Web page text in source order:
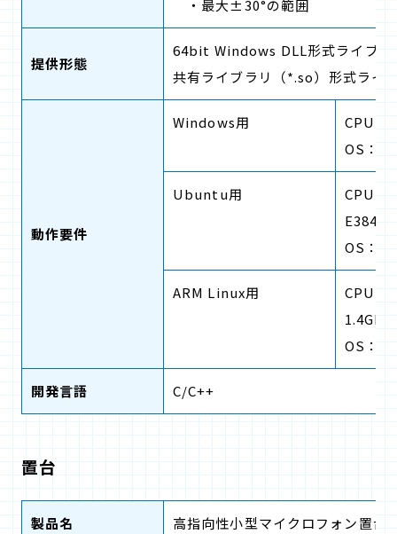
・最大±30°の範囲
提供形態
64bit Windows DLL形式ライブ
共有ライブラリ（*.so）形式ライ
動作要件
Windows用
CPU：
OS：
Ubuntu用
CPU
E3845
OS：
ARM Linux用
CPU：
OS：
開発言語 C/C++
置台
製品名 高指向性小型マイクロフォン置台-